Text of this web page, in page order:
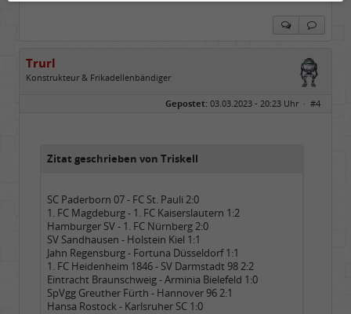
Trurl
Konstrukteur & Frikadellenbändiger
Gepostet: 03.03.2023 - 20:23 Uhr · #4
Zitat geschrieben von Triskell
SC Paderborn 07 - FC St. Pauli 2:0
1. FC Magdeburg - 1. FC Kaiserslautern 1:2
Hamburger SV - 1. FC Nürnberg 2:0
SV Sandhausen - Holstein Kiel 1:1
Jahn Regensburg - Fortuna Düsseldorf 1:1
1. FC Heidenheim 1846 - SV Darmstadt 98 2:2
Eintracht Braunschweig - Arminia Bielefeld 1:0
SpVgg Greuther Fürth - Hannover 96 2:1
Hansa Rostock - Karlsruher SC 1:0